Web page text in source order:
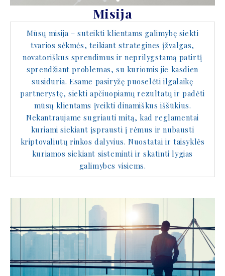
Misija
Mūsų misija – suteikti klientams galimybę siekti
tvarios sėkmės, teikiant strategines įžvalgas,
novatoriškus sprendimus ir neprilygstamą patirtį
sprendžiant problemas, su kuriomis jie kasdien
susiduria. Esame pasiryžę puoselėti ilgalaikę
partnerystę, siekti apčiuopiamų rezultatų ir padėti
mūsų klientams įveikti dinamiškus iššūkius.
Nekantraujame sugriauti mitą, kad reglamentai
kuriami siekiant įsprausti į rėmus ir nubausti
kriptovaliutų rinkos dalyvius. Nuostatai ir taisyklės
kuriamos siekiant sisteminti ir skatinti lygias
galimybes visiems.